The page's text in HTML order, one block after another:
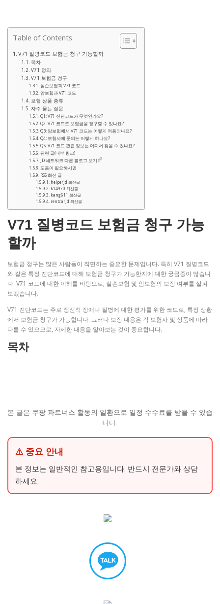
Table of Contents
V71 질병코드 보험금 청구 가능할까
목차
V71 정의
V71 보험금 청구
실손보험과 V71 코드
암보험과 V71 코드
보험 상품 종류
자주 묻는 질문
Q1: V71 진단코드가 무엇인가요?
Q2: V71 코드로 보험금을 청구할 수 있나요?
Q3: 암보험에서 V71 코드는 어떻게 적용되나요?
Q4: 보험사에 문의는 어떻게 하나요?
Q5: V71 코드 관련 정보는 어디서 찾을 수 있나요?
관련 글(내부 링크)
JD 네트워크 다른 블로그 보기
도움이 필요하시면
RSS 최신 글
helperjd 최신글
k14970 최신글
kang611 최신글
rentcarjd 최신글
V71 질병코드 보험금 청구 가능
할까
보험금 청구는 많은 사람들이 직면하는 중요한 문제입니다. 특히 V71 질병코드
와 같은 특정 진단코드에 대해 보험금 청구가 가능한지에 대한 궁금증이 많습니
다. V71 코드에 대한 이해를 바탕으로, 실손보험 및 암보험의 보장 여부를 살펴
보겠습니다.
V71 진단코드는 주로 정신적 장애나 질병에 대한 평가를 위한 코드로, 특정 상황
에서 보험금 청구가 가능합니다. 그러나 보장 내용은 각 보험사 및 상품에 따라
다를 수 있으므로, 자세한 내용을 알아보는 것이 중요합니다.
목차
본 글은 쿠팡 파트너스 활동의 일환으로 일정 수수료를 받을 수 있습
니다.
⚠ 중요 안내
본 정보는 일반적인 참고용입니다. 반드시 전문가와 상담
하세요.